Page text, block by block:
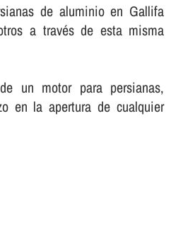
de aluminio en Gallifa
a través de esta misma
un motor para persianas,
en la apertura de cualquier